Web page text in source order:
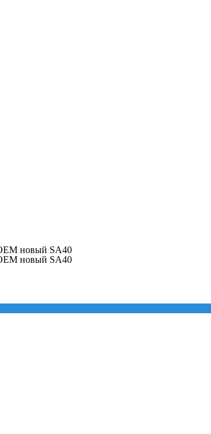
новый SA40
новый SA40